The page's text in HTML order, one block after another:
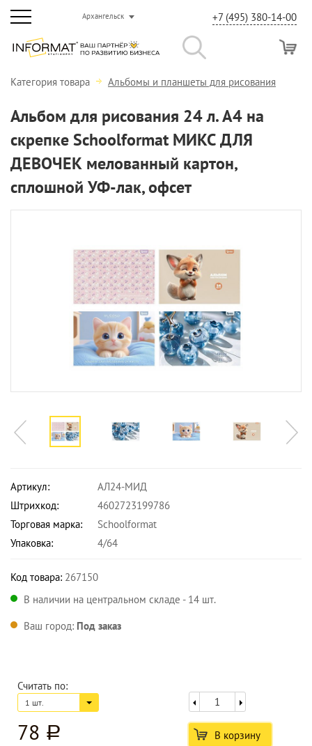
Архангельск +7 (495) 380-14-00
Категория товара Альбомы и планшеты для рисования
Альбом для рисования 24 л. А4 на
скрепке Schoolformat МИКС ДЛЯ
ДЕВОЧЕК мелованный картон,
сплошной УФ-лак, офсет
Артикул:
АЛ24-МИД
Штрихкод:
4602723199786
Торговая марка:
Schoolformat
Упаковка:
4/64
Код товара: 267150
В наличии на центральном складе - 14 шт.
Ваш город: Под заказ
Считать по:
1 шт.
78 a В корзину